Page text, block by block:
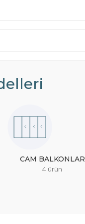
CAM BALKONLAR
4 ürün